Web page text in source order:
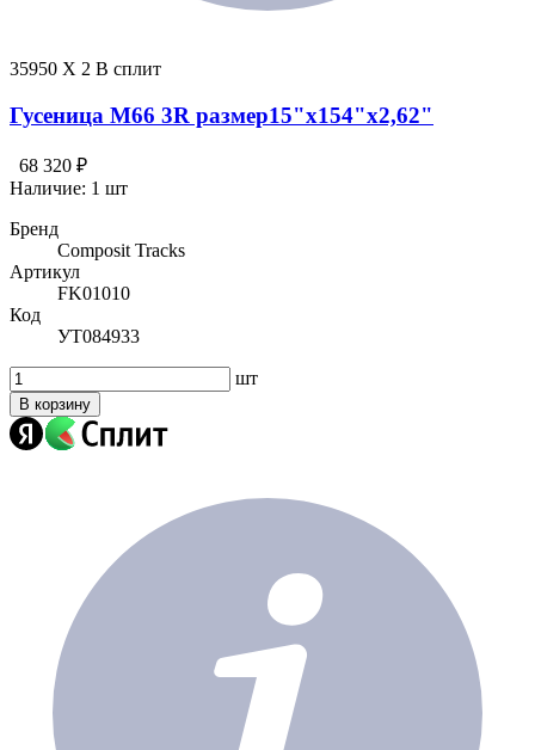
35950 X 2 В сплит
Гусеница M66 3R размер15"х154"х2,62"
68 320 ₽
Наличие: 1 шт
Бренд
Composit Tracks
Артикул
FK01010
Код
УТ084933
шт
В корзину